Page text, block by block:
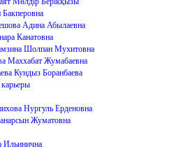
Адина Абылаевна
Канатовна
Шолпан Мухитовна
Маххабат Жумабаевна
Кундыз Боранбаева
Нургуль Ерденовна
Жуматовна
Ильинична